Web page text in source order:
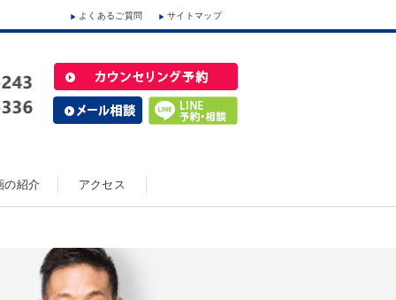
よくあるご質問 サイトマップ
の紹介 アクセス